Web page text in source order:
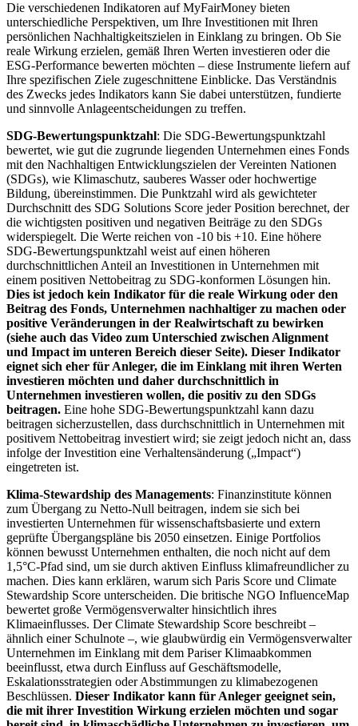
Die verschiedenen Indikatoren auf MyFairMoney bieten
unterschiedliche Perspektiven, um Ihre Investitionen mit Ihren
persönlichen Nachhaltigkeitszielen in Einklang zu bringen. Ob Sie
reale Wirkung erzielen, gemäß Ihren Werten investieren oder die
ESG-Performance bewerten möchten – diese Instrumente liefern auf
Ihre spezifischen Ziele zugeschnittene Einblicke. Das Verständnis
des Zwecks jedes Indikators kann Sie dabei unterstützen, fundierte
und sinnvolle Anlageentscheidungen zu treffen.
SDG-Bewertungspunktzahl: Die SDG-Bewertungspunktzahl
bewertet, wie gut die zugrunde liegenden Unternehmen eines Fonds
mit den Nachhaltigen Entwicklungszielen der Vereinten Nationen
(SDGs), wie Klimaschutz, sauberes Wasser oder hochwertige
Bildung, übereinstimmen. Die Punktzahl wird als gewichteter
Durchschnitt des SDG Solutions Score jeder Position berechnet, der
die wichtigsten positiven und negativen Beiträge zu den SDGs
widerspiegelt. Die Werte reichen von -10 bis +10. Eine höhere
SDG-Bewertungspunktzahl weist auf einen höheren
durchschnittlichen Anteil an Investitionen in Unternehmen mit
einem positiven Nettobeitrag zu SDG-konformen Lösungen hin.
Dies ist jedoch kein Indikator für die reale Wirkung oder den
Beitrag des Fonds, Unternehmen nachhaltiger zu machen oder
positive Veränderungen in der Realwirtschaft zu bewirken
(siehe auch das Video zum Unterschied zwischen Alignment
und Impact im unteren Bereich dieser Seite). Dieser Indikator
eignet sich eher für Anleger, die im Einklang mit ihren Werten
investieren möchten und daher durchschnittlich in
Unternehmen investieren wollen, die positiv zu den SDGs
beitragen. Eine hohe SDG-Bewertungspunktzahl kann dazu
beitragen sicherzustellen, dass durchschnittlich in Unternehmen mit
positivem Nettobeitrag investiert wird; sie zeigt jedoch nicht an, dass
infolge der Investition eine Verhaltensänderung („Impact“)
eingetreten ist.
Klima-Stewardship des Managements: Finanzinstitute können
zum Übergang zu Netto-Null beitragen, indem sie sich bei
investierten Unternehmen für wissenschaftsbasierte und extern
geprüfte Übergangspläne bis 2050 einsetzen. Einige Portfolios
können bewusst Unternehmen enthalten, die noch nicht auf dem
1,5°C-Pfad sind, um sie durch aktiven Einfluss klimafreundlicher zu
machen. Dies kann erklären, warum sich Paris Score und Climate
Stewardship Score unterscheiden. Die britische NGO InfluenceMap
bewertet große Vermögensverwalter hinsichtlich ihres
Klimaeinflusses. Der Climate Stewardship Score beschreibt –
ähnlich einer Schulnote –, wie glaubwürdig ein Vermögensverwalter
Unternehmen im Einklang mit dem Pariser Klimaabkommen
beeinflusst, etwa durch Einfluss auf Geschäftsmodelle,
Eskalationsstrategien oder Abstimmungen zu klimabezogenen
Beschlüssen. Dieser Indikator kann für Anleger geeignet sein,
die mit ihrer Investition Wirkung erzielen möchten und sogar